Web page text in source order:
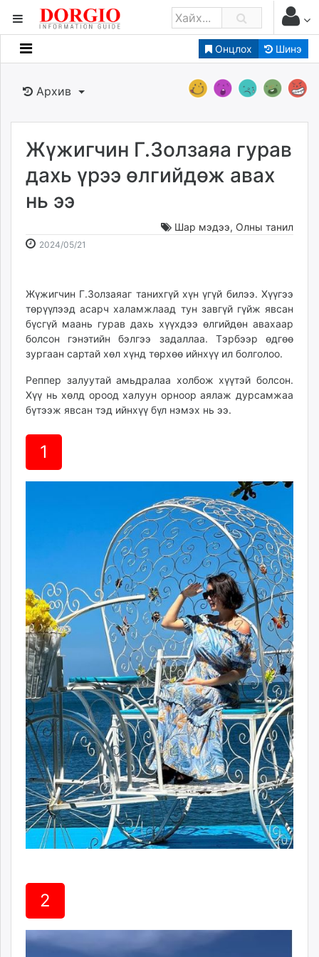
Онцлох Шинэ
Мэдээллийн
Банк санхүү
Бизнес ААН
Төрийн
Нийслэлийн
dorgio.mn
caak.mn
Baabar.mn
tovch.mn
ikon.mn
Eguur.mn
24tsag.mn
shuud.mn
eagle.mn
zarig.mn
unen.mn
asu.mn
shudarga.mn
shuurhai.mn
unuudur.mn
isee.mn
mglradio.com
fact.mn
itoim.mn
tumen.mn
shuum.mn
times.mn
tvmongolia.mn
mass.mn
unegui.mn
assa.mn
tac.mn
paparazzi.mn
unread.today
Архив
Жүжигчин Г.Золзаяа гурав
дахь үрээ өлгийдөж авах
нь ээ
Шар мэдээ, Олны танил
2024/05/21
18:21:55
16:32:28
Жүжигчин Г.Золзаяаг танихгүй хүн үгүй билээ. Хүүгээ
төрүүлээд асарч халамжлаад тун завгүй гүйж явсан
бүсгүй маань гурав дахь хүүхдээ өлгийдөн авахаар
болсон гэнэтийн бэлгээ задаллаа. Тэрбээр өдгөө
зургаан сартай хөл хүнд төрхөө ийнхүү ил болголоо.
Реппер залуутай амьдралаа холбож хүүтэй болсон.
Хүү нь хөлд ороод халуун орноор аялаж дурсамжаа
бүтээж явсан тэд ийнхүү бүл нэмэх нь ээ.
1
2